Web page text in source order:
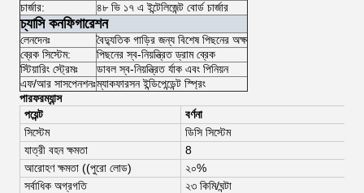
চার্জার:
৪৮ ভি ১৭ এ ইন্টেলিজেন্ট বোর্ড চার্জার
চ্যাসি কনফিগারেশন
লেনদেনঃ
বৈদ্যুতিক গাড়ির জন্য বিশেষ পিছনের অক্ষ
ব্রেক সিস্টেম:
পিছনের স্ব-নিয়ন্ত্রিত ড্রাম ব্রেক
স্টিয়ারিং স্ট্রেমঃ
ডাবল স্ব-নিয়ন্ত্রিত র্যাক এবং পিনিয়ন
এফ/আর সাসপেনশনঃম্যাকফারসন ইন্ডিপেন্ডেন্ট স্প্রিং
পারফরম্যান্স
পয়েন্ট
বর্ণনা
সিস্টেম
ডিসি সিস্টেম
যাত্রী বহন ক্ষমতা
8
আরোহণ ক্ষমতা ((পুরো লোড)
২০%
সর্বাধিক অগ্রগতি
২৩ কিমি/ঘন্টা